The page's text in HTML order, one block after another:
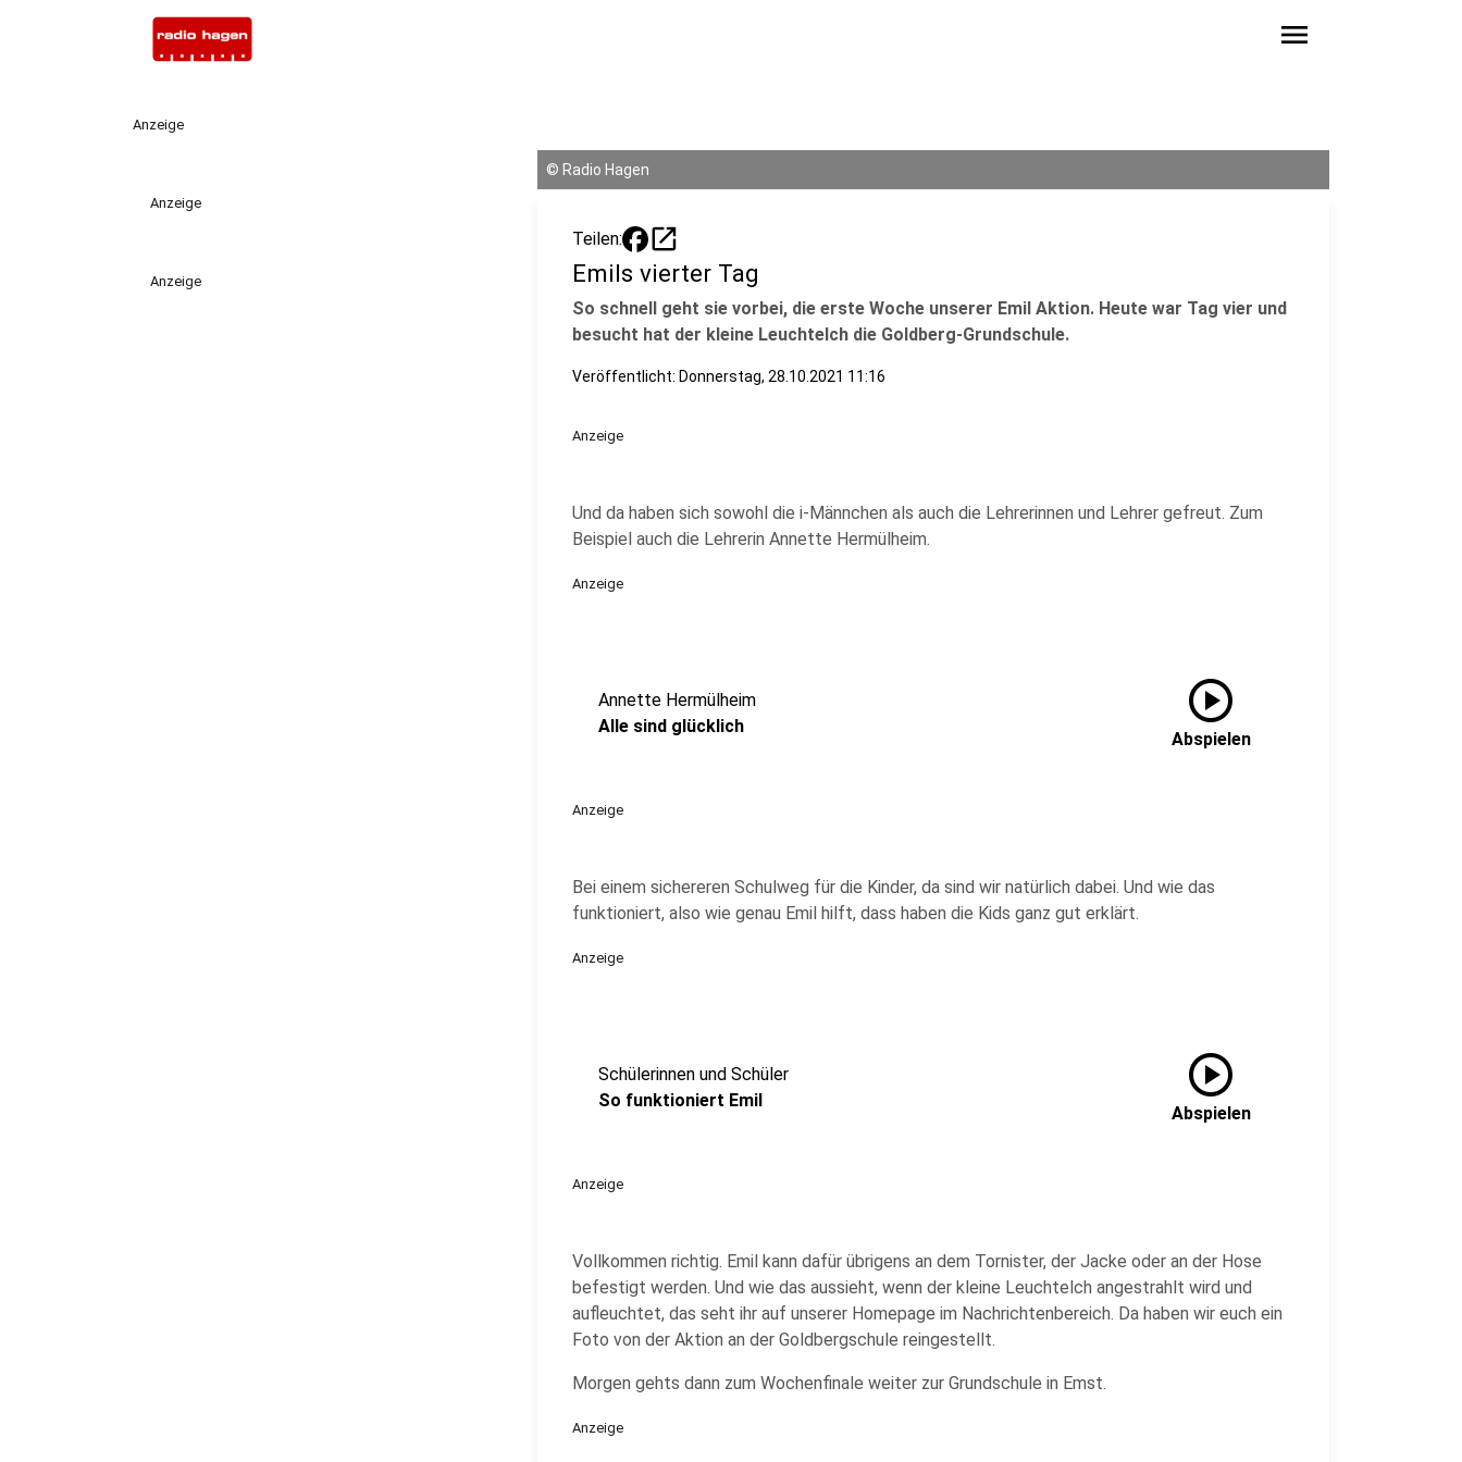
menu
Anzeige
Anzeige
Anzeige
© Radio Hagen
Teilen: open_in_new
Emils vierter Tag
So schnell geht sie vorbei, die erste Woche unserer Emil Aktion. Heute war Tag vier und
besucht hat der kleine Leuchtelch die Goldberg-Grundschule.
Veröffentlicht: Donnerstag, 28.10.2021 11:16
Anzeige
Und da haben sich sowohl die i-Männchen als auch die Lehrerinnen und Lehrer gefreut. Zum
Beispiel auch die Lehrerin Annette Hermülheim.
Anzeige
Annette Hermülheim
Alle sind glücklich
play_circle
Abspielen
Anzeige
Bei einem sichereren Schulweg für die Kinder, da sind wir natürlich dabei. Und wie das
funktioniert, also wie genau Emil hilft, dass haben die Kids ganz gut erklärt.
Anzeige
Schülerinnen und Schüler
So funktioniert Emil
play_circle
Abspielen
Anzeige
Vollkommen richtig. Emil kann dafür übrigens an dem Tornister, der Jacke oder an der Hose
befestigt werden. Und wie das aussieht, wenn der kleine Leuchtelch angestrahlt wird und
aufleuchtet, das seht ihr auf unserer Homepage im Nachrichtenbereich. Da haben wir euch ein
Foto von der Aktion an der Goldbergschule reingestellt.
Morgen gehts dann zum Wochenfinale weiter zur Grundschule in Emst.
Anzeige